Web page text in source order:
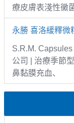
療皮膚表淺性黴
永勝 喜洛緩釋微
S.R.M.
公司 | 治療季節
鼻黏膜充血、